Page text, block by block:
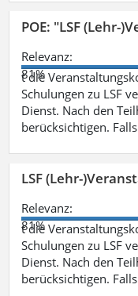
POE: "LSF
Relevanz:
81%
t die
Schulungen zu LSF
Dienst. Nach den
berücksichtigen.
LSF (Lehr-
Relevanz:
81%
t die
Schulungen zu LSF
Dienst. Nach den
berücksichtigen.